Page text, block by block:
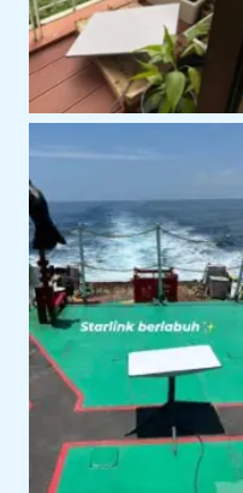
Penggunaan Starlink di
Area Perairan